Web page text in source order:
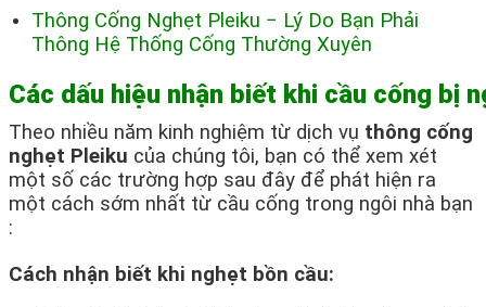
Thông Cống Nghẹt Pleiku − Lý Do Bạn Phải
Thông Hệ Thống Cống Thường Xuyên
Các dấu hiệu nhận biết khi cầu cống bị
Theo nhiều năm kinh nghiệm từ dịch vụ thông cống
nghẹt Pleiku của chúng tôi, bạn có thể xem xét
một số các trường hợp sau đây để phát hiện ra
một cách sớm nhất từ cầu cống trong ngôi nhà bạn
:
Cách nhận biết khi nghẹt bồn cầu: